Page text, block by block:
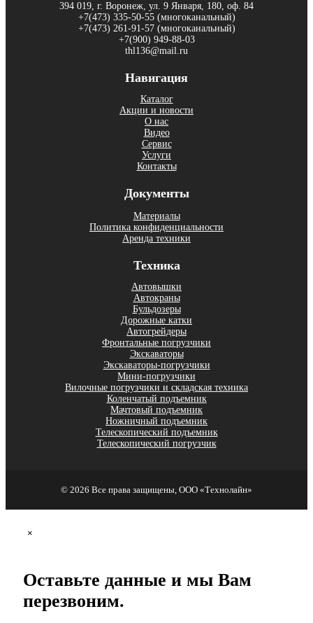
394 019, г. Воронеж, ул. 9 Января, 180, оф. 84
+7(473) 335-50-55 (многоканальный)
+7(473) 261-91-57 (многоканальный)
+7(900) 949-88-03
thl136@mail.ru
Навигация
Каталог
Акции и новости
О нас
Видео
Сервис
Услуги
Контакты
Документы
Материалы
Политика конфиденциальности
Аренда техники
Техника
Автовышки
Aвтoкpаны
Бульдозеры
Дорожные катки
Автогрейдеры
Фронтальные погрузчики
Экскаваторы
Экскаваторы-погрузчики
Мини-погрузчики
Вилочные погрузчики и складская техника
Коленчатый подъемник
Мачтовый подъемник
Ножничный подъемник
Телескопический подъемник
Телескопический погрузчик
© 2026 Все права защищены, ООО «Технолайн»
×
Оставьте данные и мы Вам
перезвоним.